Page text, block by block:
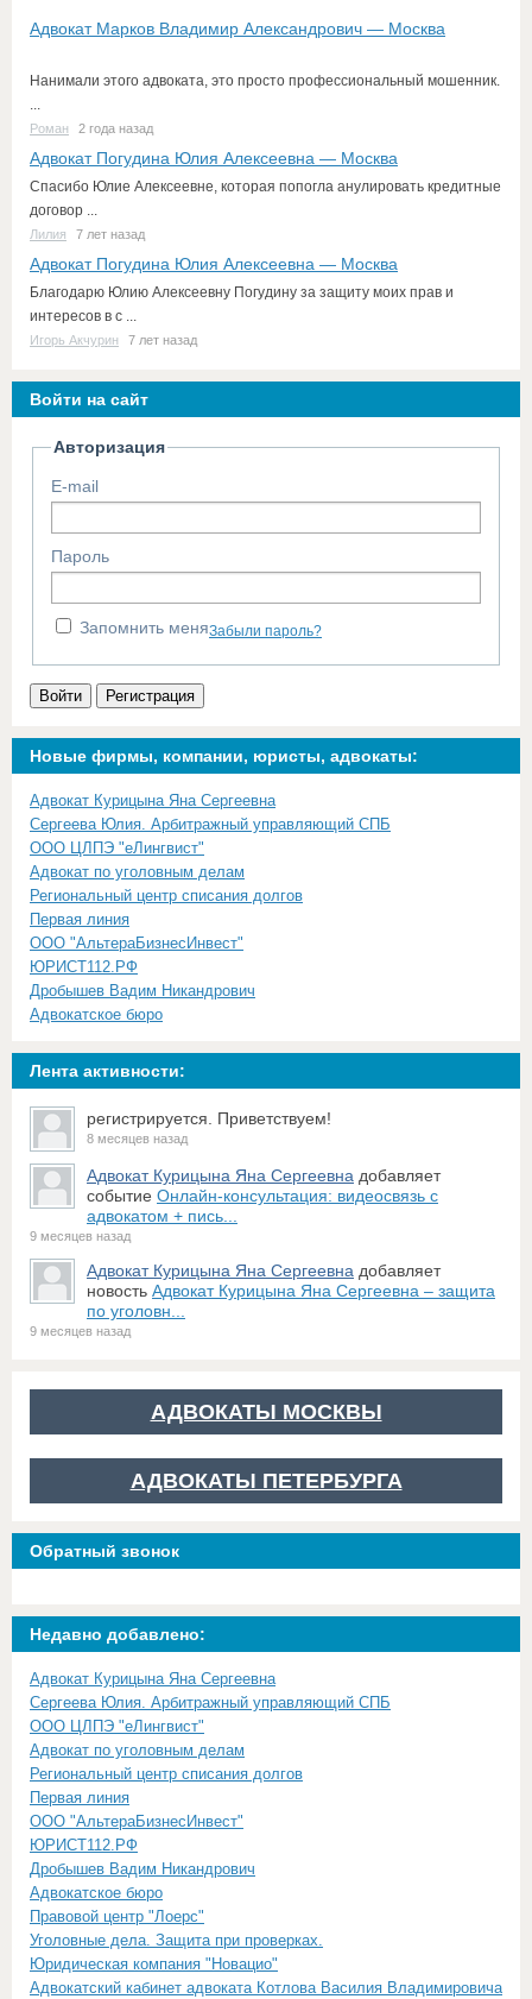
Адвокат Марков Владимир Александрович — Москва
Нанимали этого адвоката, это просто профессиональный мошенник.
...
Роман 2 года назад
Адвокат Погудина Юлия Алексеевна — Москва
Спасибо Юлие Алексеевне, которая попогла анулировать кредитные
договор ...
Лилия 7 лет назад
Адвокат Погудина Юлия Алексеевна — Москва
Благодарю Юлию Алексеевну Погудину за защиту моих прав и
интересов в с ...
Игорь Акчурин 7 лет назад
Войти на сайт
Авторизация
E-mail
Пароль
Запомнить меняЗабыли пароль?
Войти Регистрация
Новые фирмы, компании, юристы, адвокаты:
Адвокат Курицына Яна Сергеевна
Сергеева Юлия. Арбитражный управляющий СПБ
ООО ЦЛПЭ "еЛингвист"
Адвокат по уголовным делам
Региональный центр списания долгов
Первая линия
ООО "АльтераБизнесИнвест"
ЮРИСТ112.РФ
Дробышев Вадим Никандрович
Адвокатское бюро
Лента активности:
регистрируется. Приветствуем!
8 месяцев назад
Адвокат Курицына Яна Сергеевна добавляет
событие Онлайн-консультация: видеосвязь с
адвокатом + пись...
9 месяцев назад
Адвокат Курицына Яна Сергеевна добавляет
новость Адвокат Курицына Яна Сергеевна – защита
по уголовн...
9 месяцев назад
АДВОКАТЫ МОСКВЫ
АДВОКАТЫ ПЕТЕРБУРГА
Обратный звонок
Недавно добавлено:
Адвокат Курицына Яна Сергеевна
Сергеева Юлия. Арбитражный управляющий СПБ
ООО ЦЛПЭ "еЛингвист"
Адвокат по уголовным делам
Региональный центр списания долгов
Первая линия
ООО "АльтераБизнесИнвест"
ЮРИСТ112.РФ
Дробышев Вадим Никандрович
Адвокатское бюро
Правовой центр "Лоерс"
Уголовные дела. Защита при проверках.
Юридическая компания "Новацио"
Адвокатский кабинет адвоката Котлова Василия Владимировича